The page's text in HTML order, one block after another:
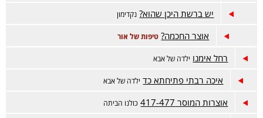
יש ברשת היכן שהוא? נקדימון
אוצר החכמה? טיפות של אור
רחל אימנו ילדה של אבא
איכה רבתי פתיחתא כד ילדה של אבא
אוצרות המוסר 417-477 כולנו הביתה